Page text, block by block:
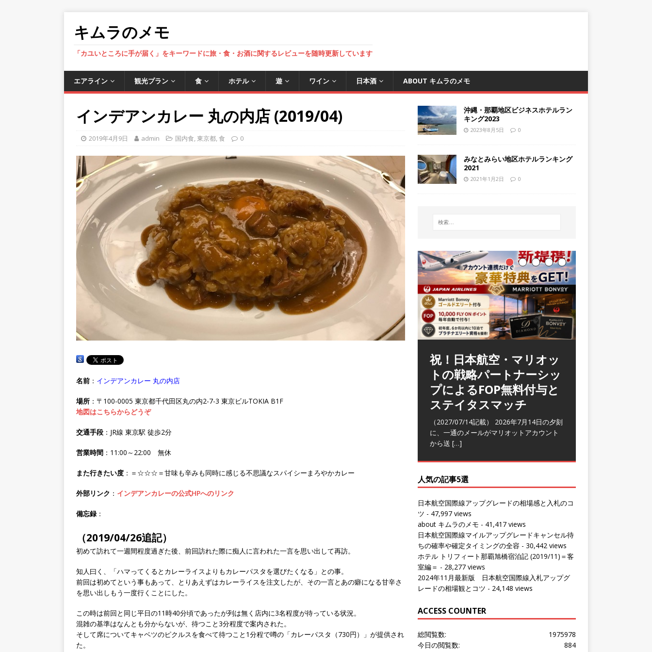
キムラのメモ
「カユいところに手が届く」をキーワードに旅・食・お酒に関するレビューを随時更新しています
エアライン 観光プラン 食 ホテル 遊 ワイン 日本酒 ABOUT キムラのメモ
インデアンカレー 丸の内店 (2019/04)
2019年4月9日 admin 国内食,東京都,食 0
名前 ： インデアンカレー 丸の内店
場所 ：〒100-0005 東京都千代田区丸の内2-7-3 東京ビルTOKIA B1F
地図はこちらからどうぞ
交通手段 ：JR線 東京駅 徒歩2分
営業時間 ：11:00～22:00 無休
また行きたい度 ：＝☆☆☆＝甘味も辛みも同時に感じる不思議なスパイシーまろやかカレー
外部リンク ： インデアンカレーの公式HPへのリンク
備忘録 ：
（2019/04/26追記）
初めて訪れて一週間程度過ぎた後、前回訪れた際に痴人に言われた一言を思い出して再訪。
知人曰く、「ハマってくるとカレーライスよりもカレーパスタを選びたくなる」との事。
前回は初めてという事もあって、とりあえずはカレーライスを注文したが、その一言とあの癖になる甘辛さ
を思い出しもう一度行くことにした。
この時は前回と同じ平日の11時40分頃であったが列は無く店内に3名程度が待っている状況。
混雑の基準はなんとも分からないが、待つこと3分程度で案内された。
そして席についてキャベツのピクルスを食べて待つこと1分程で噂の「カレーパスタ（730円）」が提供され
た。
沖縄・那覇地区ビジネスホテルラン
キング2023
2023年8月5日 0
みなとみらい地区ホテルランキング
2021
2021年1月2日 0
ラウンジ 華 那覇空港
(2026/05)
（2026/06/07記載） 2026年5月下旬の平日
に那覇を訪れた際に利用した。 こちらのラ
ウンジ
[…]
人気の記事5選
ツ- 47,997 views
日本航空国際線マイルアップグレードキャンセル待
ちの確率や確定タイミングの全容
ホテル トリフィート那覇旭橋宿泊記 (2019/11)＝客
室編＝- 28,277 views
2024年11月最新版 日本航空国際線入札アップグ
レードの相場観とコツ- 24,148 views
ACCESS COUNTER
今日の閲覧数:
802
今日の訪問者数:
1180
昨日の訪問者数: